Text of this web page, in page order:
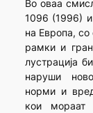
Во оваа
1096 (1996) и
на Европа, со
рамки и
лустрација
наруши
норми и
кои мораат